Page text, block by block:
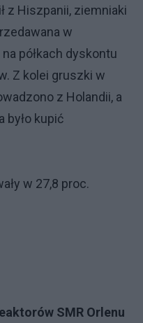
z Hiszpanii, ziemniaki
w
półkach dyskontu
Z kolei gruszki w
z Holandii, a
było kupić
w 27,8 proc.
SMR Orlenu